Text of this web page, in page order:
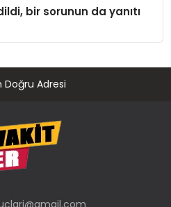
bir sorunun da yanıtı
Doğru Adresi